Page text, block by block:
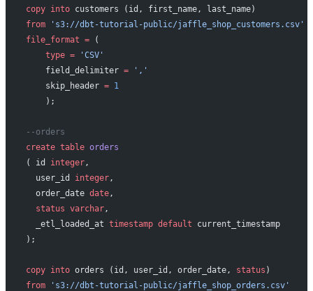
copy into customers (id, first_name, last_name)
from 's3://dbt-tutorial-public/jaffle_shop_customers.csv'
file_format = (
    type
= 'CSV'
    field_delimiter
= ','
    skip_header
= 1
    );
--orders
create table orders
( id integer,
  user_id
integer,
  order_date
date,
  status
varchar,
  _etl_loaded_at
timestamp default current_timestamp
);
copy into orders (id, user_id, order_date, status )
from 's3://dbt-tutorial-public/jaffle_shop_orders.csv'